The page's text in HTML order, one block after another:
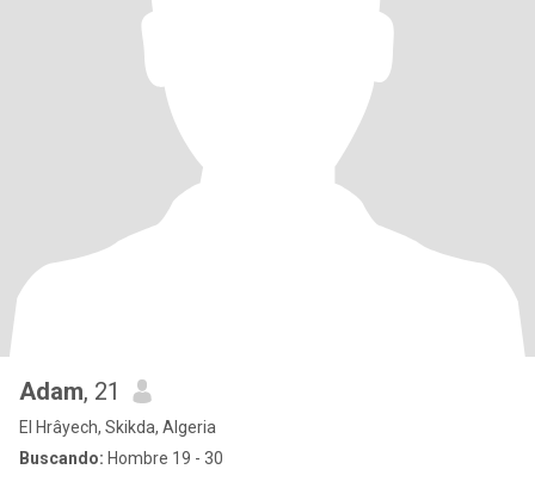
Adam, 21
El Hrâyech, Skikda, Algeria
Buscando: Hombre 19 - 30